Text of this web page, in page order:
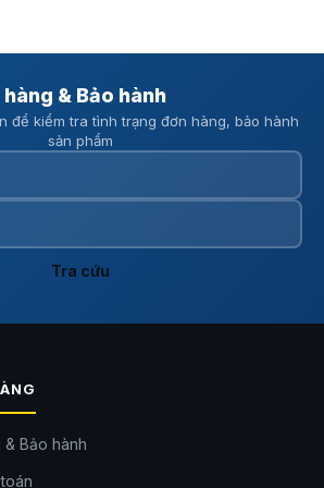
làm việc.
& Bảo hành
để kiểm tra tình trạng đơn hàng, bảo hành
sản phẩm
Tra cứu
Bảo hành